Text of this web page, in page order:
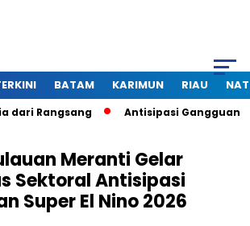
BATAM KARIMUN RIAU
Antisipasi Gangguan
Meranti Gelar
Sektoral Antisipasi
Super El Nino 2026